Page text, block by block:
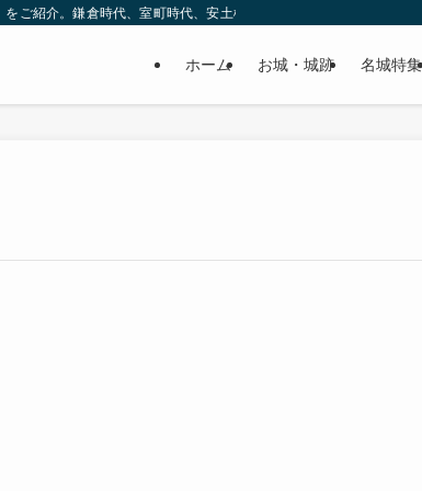
ご紹介。鎌倉時代、室町時代、安土桃山時代（戦国時代）、江戸時
ホーム お城・城跡 名城特集